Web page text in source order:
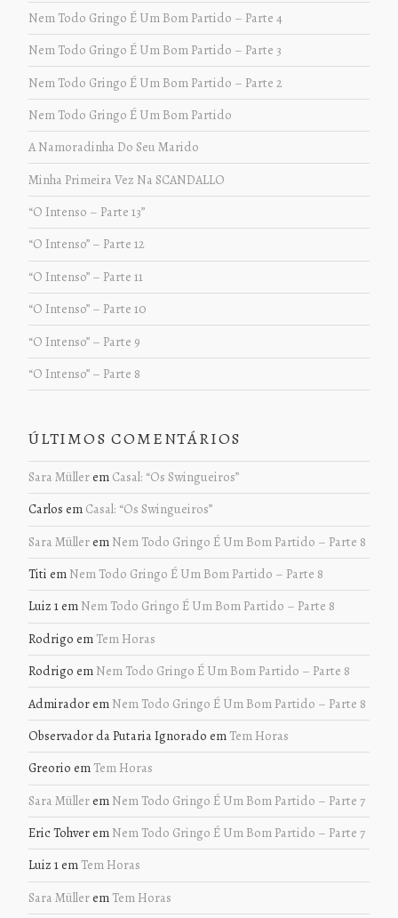
Nem Todo Gringo É Um Bom Partido – Parte 4
Nem Todo Gringo É Um Bom Partido – Parte 3
Nem Todo Gringo É Um Bom Partido – Parte 2
Nem Todo Gringo É Um Bom Partido
A Namoradinha Do Seu Marido
Minha Primeira Vez Na SCANDALLO
“O Intenso – Parte 13”
“O Intenso” – Parte 12
“O Intenso” – Parte 11
“O Intenso” – Parte 10
“O Intenso” – Parte 9
“O Intenso” – Parte 8
ÚLTIMOS COMENTÁRIOS
Sara Müllerem Casal: “Os Swingueiros”
Carlos em Casal: “Os Swingueiros”
Sara Müllerem Nem Todo Gringo É Um Bom Partido – Parte 8
Titi em Nem Todo Gringo É Um Bom Partido – Parte 8
Luiz 1em Nem Todo Gringo É Um Bom Partido – Parte 8
Rodrigo em Tem Horas
Rodrigo em Nem Todo Gringo É Um Bom Partido – Parte 8
Admiradorem Nem Todo Gringo É Um Bom Partido – Parte 8
Observador da Putaria Ignorado em Tem Horas
Greorio em Tem Horas
Sara Müllerem Nem Todo Gringo É Um Bom Partido – Parte 7
Eric Tohverem Nem Todo Gringo É Um Bom Partido – Parte 7
Luiz 1em Tem Horas
Sara Müllerem Tem Horas